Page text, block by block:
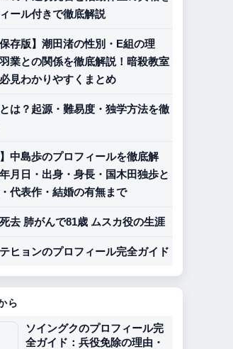
ール付きで徹底解説
保存版】潮田渚の性別・E組の理
業との関係を徹底解説！暗殺教室
見わかりやすくまとめ
は？起源・難易度・独学方法を徹
】中島歩のプロフィールを徹底解
月日・出身・身長・国木田独歩と
代表作・結婚の有無まで
去 肺がんで81歳 ムスカ役の生涯
ヒョンのプロフィール完全ガイド
ら
ソイングクのプロフィール完
全ガイド：兵役免除の理由・